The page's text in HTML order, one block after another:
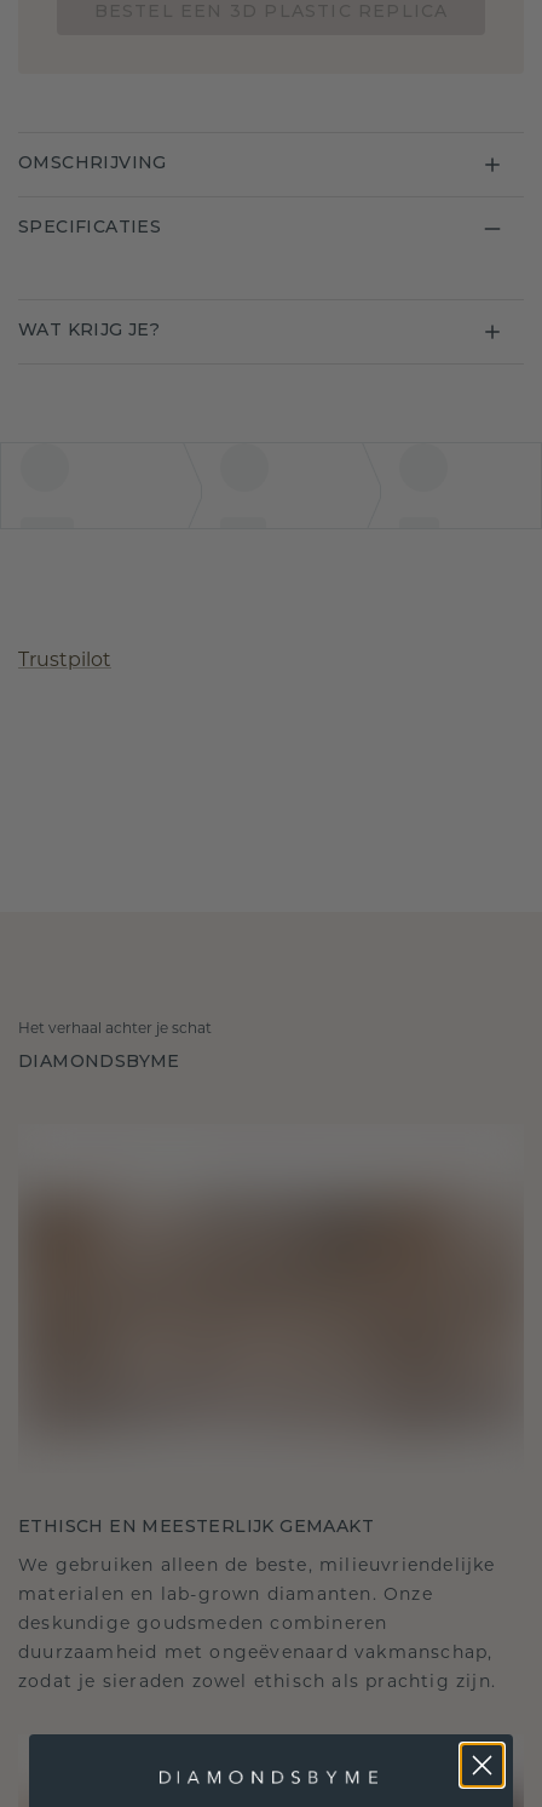
OMSCHRIJVING
SPECIFICATIES
WAT KRIJG JE?
Trustpilot
Het verhaal achter je schat
DIAMONDSBYME
ETHISCH EN MEESTERLIJK GEMAAKT
We gebruiken alleen de beste, milieuvriendelijke
materialen en lab-grown diamanten. Onze
deskundige goudsmeden combineren
duurzaamheid met ongeëvenaard vakmanschap,
zodat je sieraden zowel ethisch als prachtig zijn.